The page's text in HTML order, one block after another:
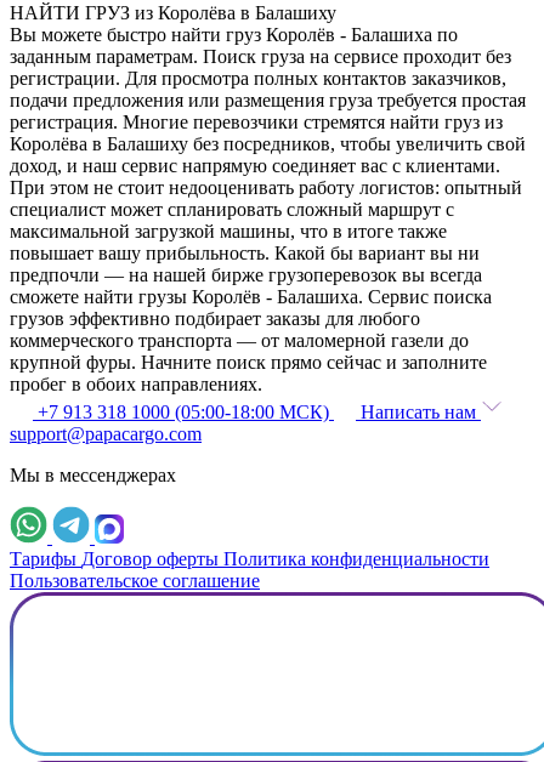
НАЙТИ ГРУЗ из Королёва в Балашиху
Вы можете быстро найти груз Королёв - Балашиха по
заданным параметрам. Поиск груза на сервисе проходит без
регистрации. Для просмотра полных контактов заказчиков,
подачи предложения или размещения груза требуется простая
регистрация. Многие перевозчики стремятся найти груз из
Королёва в Балашиху без посредников, чтобы увеличить свой
доход, и наш сервис напрямую соединяет вас с клиентами.
При этом не стоит недооценивать работу логистов: опытный
специалист может спланировать сложный маршрут с
максимальной загрузкой машины, что в итоге также
повышает вашу прибыльность. Какой бы вариант вы ни
предпочли — на нашей бирже грузоперевозок вы всегда
сможете найти грузы Королёв - Балашиха. Сервис поиска
грузов эффективно подбирает заказы для любого
коммерческого транспорта — от маломерной газели до
крупной фуры. Начните поиск прямо сейчас и заполните
пробег в обоих направлениях.
+7 913 318 1000 (05:00-18:00 МСК)
Написать нам
support@papacargo.com
Мы в мессенджерах
Тарифы Договор оферты Политика конфиденциальности
Пользовательское соглашение